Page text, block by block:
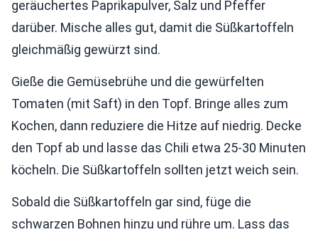
geräuchertes Paprikapulver, Salz und Pfeffer
darüber. Mische alles gut, damit die Süßkartoffeln
gleichmäßig gewürzt sind.
Gieße die Gemüsebrühe und die gewürfelten
Tomaten (mit Saft) in den Topf. Bringe alles zum
Kochen, dann reduziere die Hitze auf niedrig. Decke
den Topf ab und lasse das Chili etwa 25-30 Minuten
köcheln. Die Süßkartoffeln sollten jetzt weich sein.
Sobald die Süßkartoffeln gar sind, füge die
schwarzen Bohnen hinzu und rühre um. Lass das